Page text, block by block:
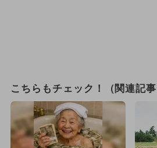
こちらもチェック！（関連記事